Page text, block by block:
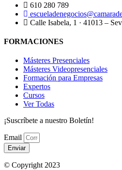
610 280 789
Calle Isabela, 1 · 41013 –
FORMACIONES
Másteres Presenciales
Másteres Videopresenciales
Formación para Empresas
Expertos
Cursos
Ver Todas
¡Suscríbete a nuestro Boletín!
Email
Enviar
© Copyright 2023